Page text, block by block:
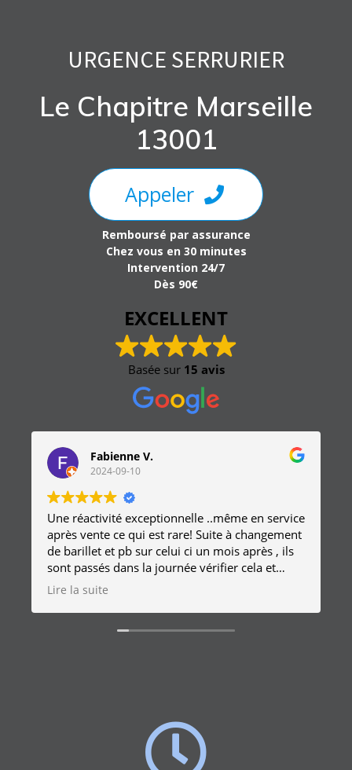
URGENCE SERRURIER
Le Chapitre Marseille
13001
Appeler
Remboursé par assurance
Chez vous en 30 minutes
Intervention 24/7
Dès 90€
EXCELLENT
Basée sur 15 avis
Fabienne V.
2024-09-10
Une réactivité exceptionnelle ..même en service
après vente ce qui est rare! Suite à changement
de barillet et pb sur celui ci un mois après , ils
sont passés dans la journée vérifier cela et
remplacer la serrure sans frais
Lire la suite